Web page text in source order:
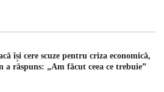
își cere scuze pentru criza economică,
a răspuns: „Am făcut ceea ce trebuie”